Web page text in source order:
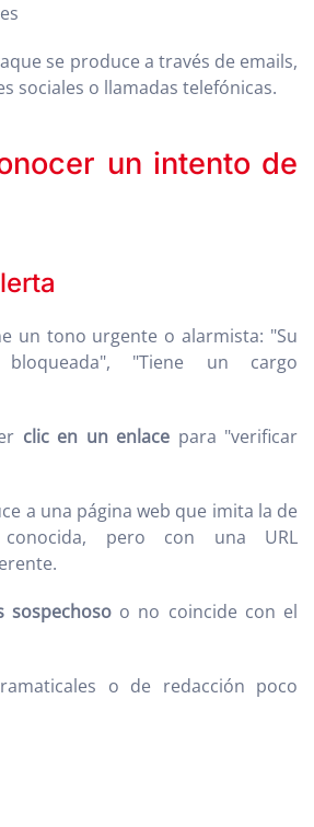
se produce a través de emails,
sociales o llamadas telefónicas.
un intento de
un tono urgente o alarmista: "Su
"Tiene un cargo
clic en un enlace para "verificar
a una página web que imita la de
pero con una URL
sospechosoo no coincide con el
o de redacción poco